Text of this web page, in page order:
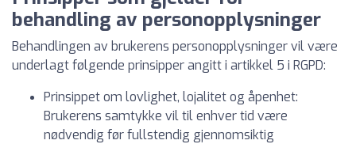
behandling av personopplysninger
Behandlingen av brukerens personopplysninger vil være
underlagt følgende prinsipper angitt i artikkel 5 i RGPD:
Prinsippet om lovlighet, lojalitet og åpenhet:
Brukerens samtykke vil til enhver tid være
nødvendig før fullstendig gjennomsiktig